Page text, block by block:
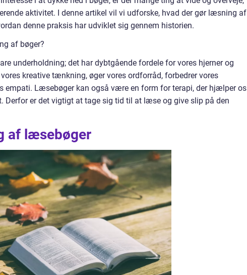
aktivitet. I denne artikel vil vi udforske, hvad der gør læsning af
denne praksis har udviklet sig gennem historien.
af bøger?
underholdning; det har dybtgående fordele for vores hjerner og
kreative tænkning, øger vores ordforråd, forbedrer vores
empati. Læsebøger kan også være en form for terapi, der hjælper os
Derfor er det vigtigt at tage sig tid til at læse og give slip på den
af læsebøger